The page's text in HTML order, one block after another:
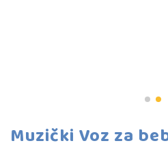
Muzički Voz za